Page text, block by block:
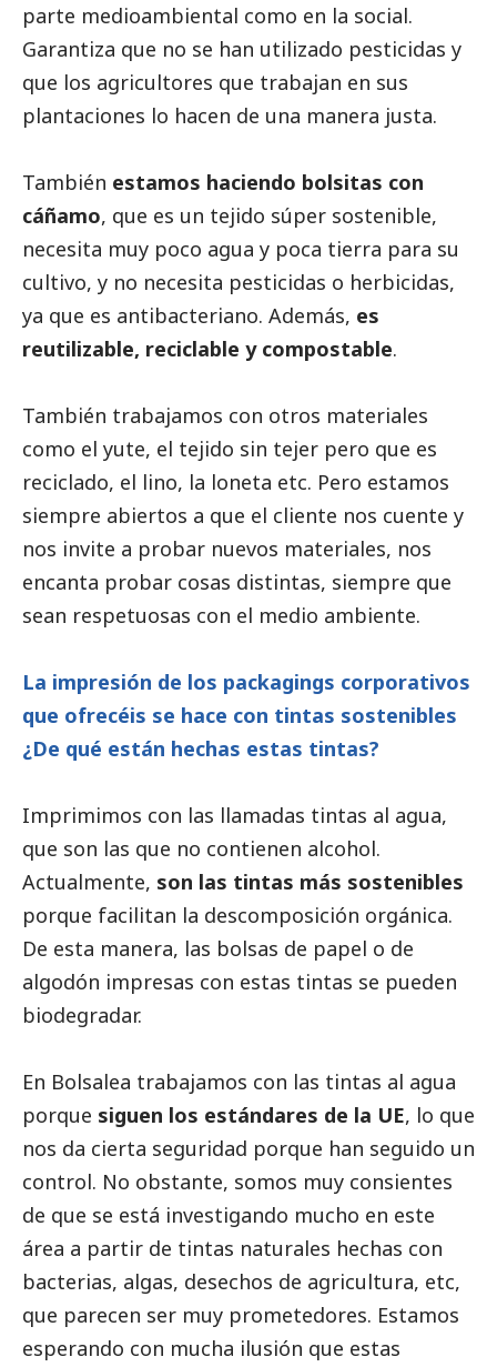
parte medioambiental como en la social.
Garantiza que no se han utilizado pesticidas y
que los agricultores que trabajan en sus
plantaciones lo hacen de una manera justa.
También estamos haciendo bolsitas con
cáñamo, que es un tejido súper sostenible,
necesita muy poco agua y poca tierra para su
cultivo, y no necesita pesticidas o herbicidas,
ya que es antibacteriano. Además, es
reutilizable, reciclable y compostable.
También trabajamos con otros materiales
como el yute, el tejido sin tejer pero que es
reciclado, el lino, la loneta etc. Pero estamos
siempre abiertos a que el cliente nos cuente y
nos invite a probar nuevos materiales, nos
encanta probar cosas distintas, siempre que
sean respetuosas con el medio ambiente.
La impresión de los packagings corporativos
que ofrecéis se hace con tintas sostenibles
¿De qué están hechas estas tintas?
Imprimimos con las llamadas tintas al agua,
que son las que no contienen alcohol.
Actualmente, son las tintas más sostenibles
porque facilitan la descomposición orgánica.
De esta manera, las bolsas de papel o de
algodón impresas con estas tintas se pueden
biodegradar.
En Bolsalea trabajamos con las tintas al agua
porque siguen los estándares de la UE, lo que
nos da cierta seguridad porque han seguido un
control. No obstante, somos muy consientes
de que se está investigando mucho en este
área a partir de tintas naturales hechas con
bacterias, algas, desechos de agricultura, etc,
que parecen ser muy prometedores. Estamos
esperando con mucha ilusión que estas